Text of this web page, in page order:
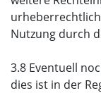
Nutzung durch
3.8 Eventuell
dies ist in der